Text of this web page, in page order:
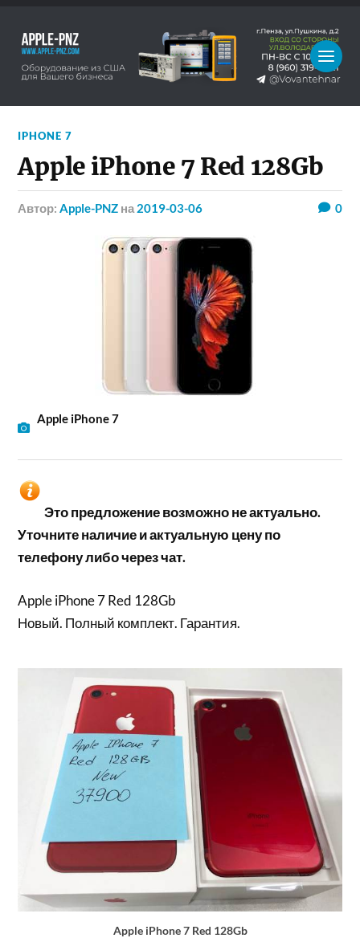
IPHONE 7
Apple iPhone 7 Red 128Gb
Автор:Apple-PNZ на 2019-03-06 0
Apple iPhone 7
Это предложение возможно не актуально.
Уточните наличие и актуальную цену по
телефону либо через чат.
Apple iPhone 7 Red 128Gb
Новый. Полный комплект. Гарантия.
Apple iPhone 7 Red 128Gb